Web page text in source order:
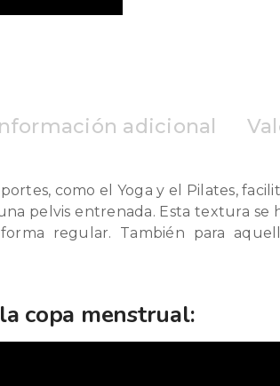
adicional
como el Yoga y el Pilates,
pelvis entrenada. Esta textura
regular. También para
copa menstrual: